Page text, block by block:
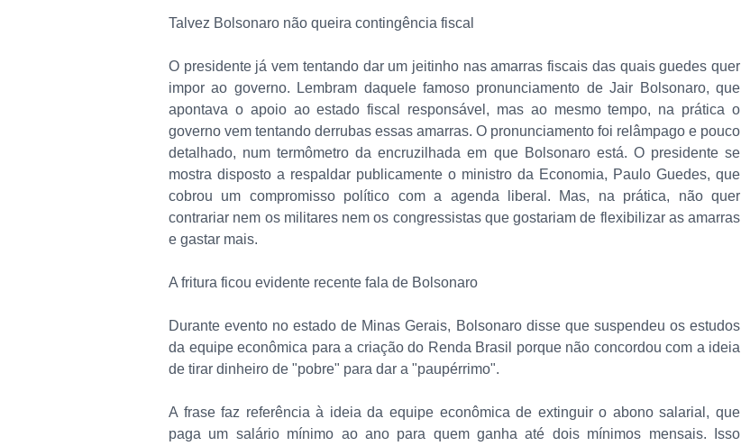
Talvez Bolsonaro não queira contingência fiscal
O presidente já vem tentando dar um jeitinho nas amarras fiscais das quais guedes quer
impor ao governo. Lembram daquele famoso pronunciamento de Jair Bolsonaro, que
apontava o apoio ao estado fiscal responsável, mas ao mesmo tempo, na prática o
governo vem tentando derrubas essas amarras. O pronunciamento foi relâmpago e pouco
detalhado, num termômetro da encruzilhada em que Bolsonaro está. O presidente se
mostra disposto a respaldar publicamente o ministro da Economia, Paulo Guedes, que
cobrou um compromisso político com a agenda liberal. Mas, na prática, não quer
contrariar nem os militares nem os congressistas que gostariam de flexibilizar as amarras
e gastar mais.
A fritura ficou evidente recente fala de Bolsonaro
Durante evento no estado de Minas Gerais, Bolsonaro disse que suspendeu os estudos
da equipe econômica para a criação do Renda Brasil porque não concordou com a ideia
de tirar dinheiro de "pobre" para dar a "paupérrimo".
A frase faz referência à ideia da equipe econômica de extinguir o abono salarial, que
paga um salário mínimo ao ano para quem ganha até dois mínimos mensais. Isso